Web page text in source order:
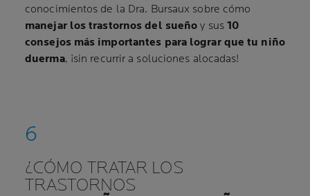
conocimientos de la Dra. Bursaux sobre cómo
manejar los trastornos del sueño y sus 10
consejos más importantes para lograr que tu niño
duerma, ¡sin recurrir a soluciones alocadas!
¿CÓMO TRATAR LOS
TRASTORNOS